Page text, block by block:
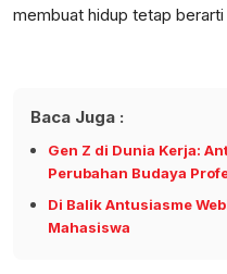
membuat hidup tetap berarti
Baca Juga :
Gen Z di Dunia Kerja:
Perubahan Budaya
Di Balik Antusiasme
Mahasiswa